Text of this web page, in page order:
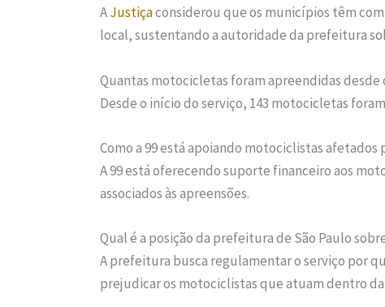
AJustiçaconsiderou que os municípios têm
local, sustentando a autoridade da prefeitura
Quantas motocicletas foram apreendidas desde
Desde o início do serviço, 143 motocicletas
Como a 99 está apoiando motociclistas afetados
A 99 está oferecendo suporte financeiro aos
associados às apreensões.
Qual é a posição da prefeitura de São Paulo
A prefeitura busca regulamentar o serviço por
prejudicar os motociclistas que atuam dentro